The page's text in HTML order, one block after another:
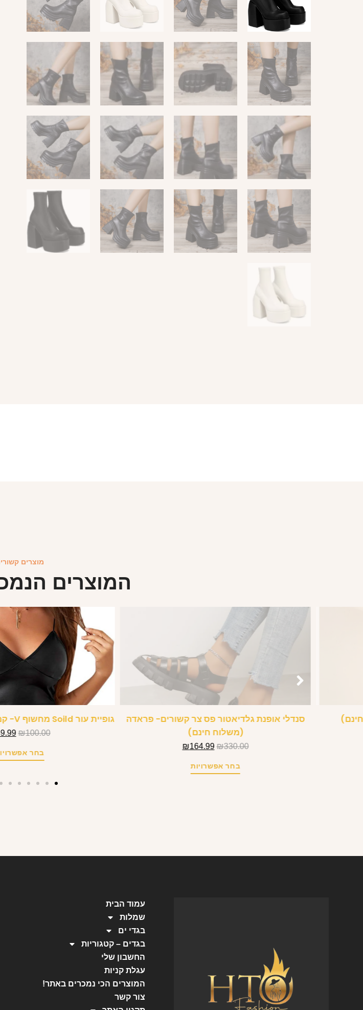
מוצרים
המוצרים
סנדלי אופנת גלדיאטור פס צר קשורים- פראדה
(משלוח חינם)
₪330.00
₪164.99
בחר אפשרויות
גופיית עור Soild מחשוף V- קמילה (משלוח חינם)
₪100.00
בחר
עמוד הבית
שמלות
בגדי ים
בגדים – קטגוריות
החשבון שלי
עגלת קניות
המוצרים הכי נמכרים באתר!
צור קשר